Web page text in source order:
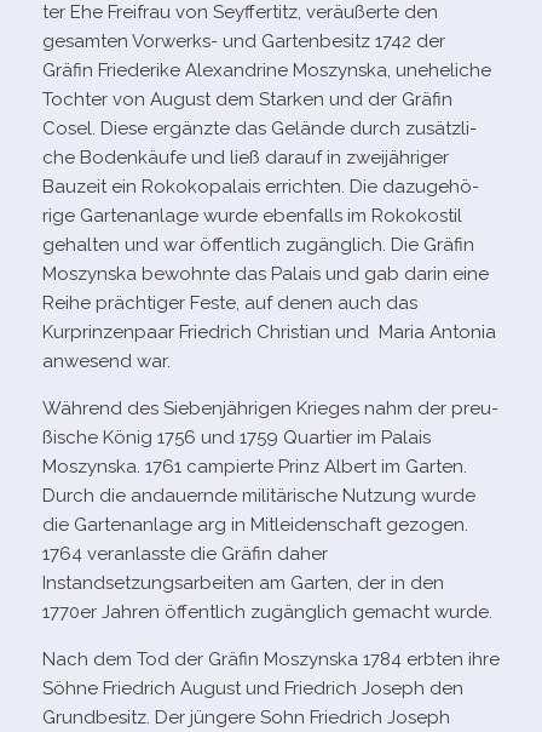
ter Ehe Freifrau von Seyffertitz, ver­äu­ßerte den
gesam­ten Vorwerks- und Gartenbesitz 1742 der
Gräfin Friederike Alexandrine Moszynska, unehe­li­che
Tochter von August dem Starken und der Gräfin
Cosel. Diese ergänzte das Gelände durch zusätz­li­
che Bodenkäufe und ließ dar­auf in zwei­jäh­ri­ger
Bauzeit ein Rokokopalais errich­ten. Die dazu­ge­hö­
rige Gartenanlage wurde eben­falls im Rokokostil
gehal­ten und war öffent­lich zugäng­lich. Die Gräfin
Moszynska bewohnte das Palais und gab darin eine
Reihe präch­ti­ger Feste, auf denen auch das
Kurprinzenpaar Friedrich Christian und Maria Antonia
anwe­send war.
Während des Siebenjährigen Krieges nahm der preu­
ßi­sche König 1756 und 1759 Quartier im Palais
Moszynska. 1761 cam­pierte Prinz Albert im Garten.
Durch die andau­ernde mili­tä­ri­sche Nutzung wurde
die Gartenanlage arg in Mitleidenschaft gezo­gen.
1764 ver­an­lasste die Gräfin daher
Instandsetzungsarbeiten am Garten, der in den
1770er Jahren öffent­lich zugäng­lich gemacht wurde.
Nach dem Tod der Gräfin Moszynska 1784 erb­ten ihre
Söhne Friedrich August und Friedrich Joseph den
Grundbesitz. Der jün­gere Sohn Friedrich Joseph